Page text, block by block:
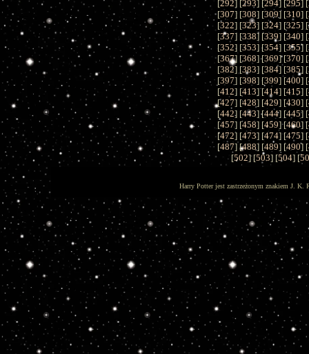
[292] [293] [294] [295] [
[307] [308] [309] [310] [
[322] [323] [324] [325] [
[337] [338] [339] [340] [
[352] [353] [354] [355] [
[367] [368] [369] [370] [
[382] [383] [384] [385] [
[397] [398] [399] [400] [
[412] [413] [414] [415] [
[427] [428] [429] [430] [
[442] [443] [444] [445] [
[457] [458] [459] [460] [
[472] [473] [474] [475] [
[487] [488] [489] [490] [
[502] [503] [504] [
Harry Potter jest zastrzeżonym znakiem J. K.